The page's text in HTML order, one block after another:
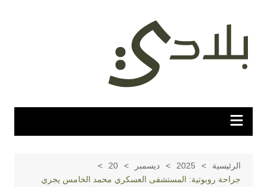
المحتوى
الرئيسية 2025 ديسمبر
20
جراحة روبوتية: المستشفى العسكري محمد الخامس يجري